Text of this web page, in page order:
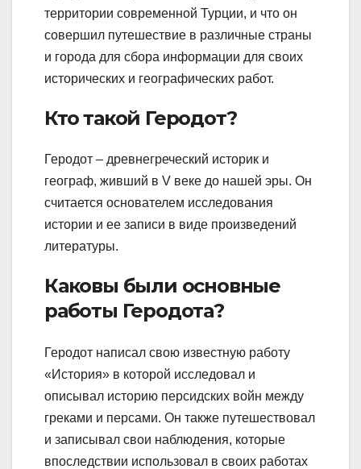
территории современной Турции, и что он
совершил путешествие в различные страны
и города для сбора информации для своих
исторических и географических работ.
Кто такой Геродот?
Геродот – древнегреческий историк и
географ, живший в V веке до нашей эры. Он
считается основателем исследования
истории и ее записи в виде произведений
литературы.
Каковы были основные
работы Геродота?
Геродот написал свою известную работу
«История» в которой исследовал и
описывал историю персидских войн между
греками и персами. Он также путешествовал
и записывал свои наблюдения, которые
впоследствии использовал в своих работах